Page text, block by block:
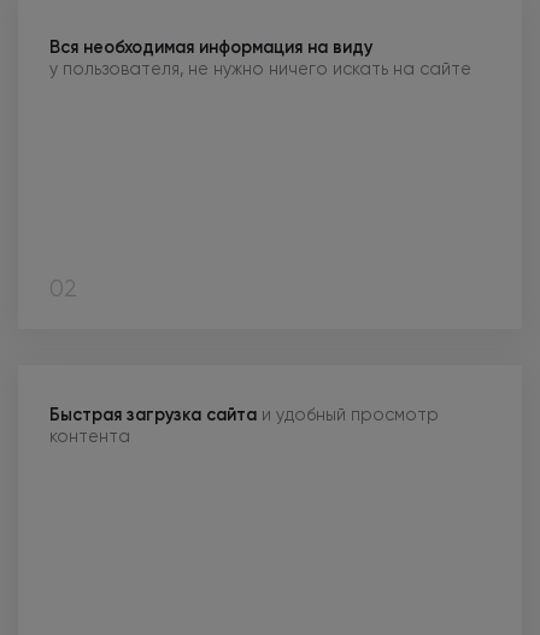
Вся необходимая информация на виду
у пользователя, не нужно ничего искать на сайте
02
Быстрая загрузка сайта и удобный просмотр
контента